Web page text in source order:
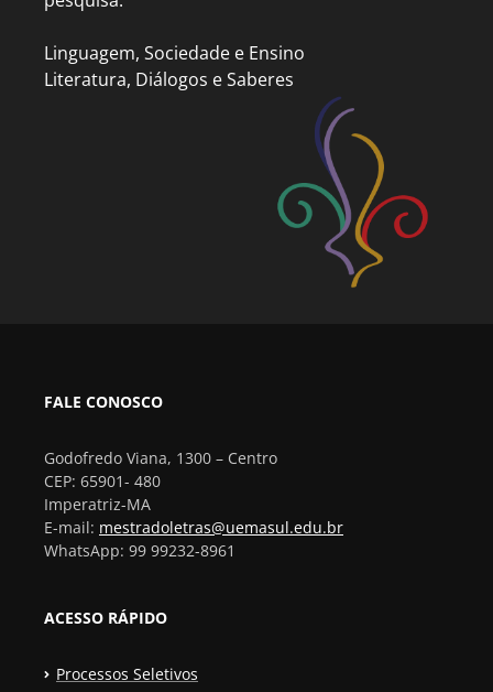
Linguagem, Sociedade e Ensino
Literatura, Diálogos e Saberes
FALE CONOSCO
Godofredo Viana, 1300 – Centro
CEP: 65901- 480
Imperatriz-MA
E-mail: mestradoletras@uemasul.edu.br
WhatsApp: 99 99232-8961
ACESSO RÁPIDO
Processos Seletivos